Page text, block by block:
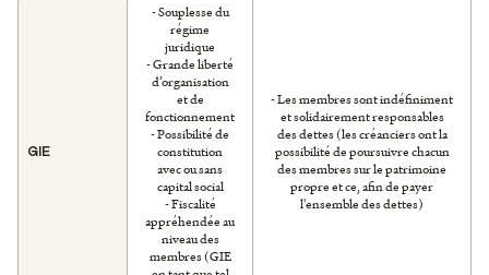
GIE
- Souplesse du
régime
juridique
- Grande liberté
d’organisation
et de
fonctionnement
- Possibilité de
constitution
avec ou sans
capital social
- Fiscalité
appréhendée au
niveau des
membres (GIE
- Les membres sont indéfiniment
et solidairement responsables
des dettes (les créanciers ont la
possibilité de poursuivre chacun
des membres sur le patrimoine
propre et ce, afin de payer
l'ensemble des dettes)